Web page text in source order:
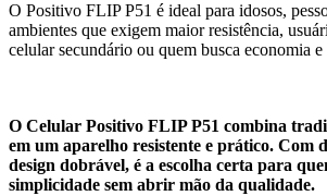
O Positivo FLIP P51 é ideal para idosos,
ambientes que exigem maior resistência,
celular secundário ou quem busca economia
O Celular Positivo FLIP P51 combina
em um aparelho resistente e prático. Com
design dobrável, é a escolha certa para
simplicidade sem abrir mão da qualidade.